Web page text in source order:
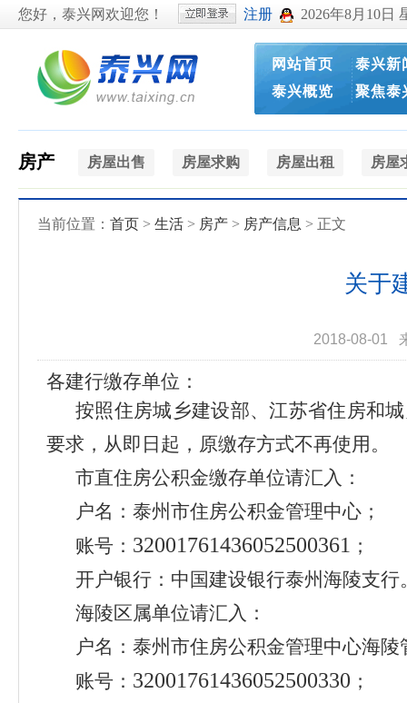
您好，泰兴网欢迎您！ 注册 2026年8月10日
网站首页
泰兴概览
泰兴新
聚焦泰
房产 房屋出售 房屋求购 房屋出租 房屋
当前位置： 首页 > 生活 > 房产 > 房产信息 > 正文
关于
2018-08-01
各建行缴存单位：
按照住房城乡建设部、江苏省住房和
要求，从即日起，原缴存方式不再使用。
市直住房公积金缴存单位请汇入：
户名：泰州市住房公积金管理中心；
账号： 32001761436052500361 ；
开户银行：中国建设银行泰州海陵支行
海陵区属单位请汇入：
户名：泰州市住房公积金管理中心海陵
账号： 32001761436052500330 ；